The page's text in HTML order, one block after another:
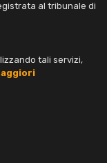
al tribunale di
tali servizi,